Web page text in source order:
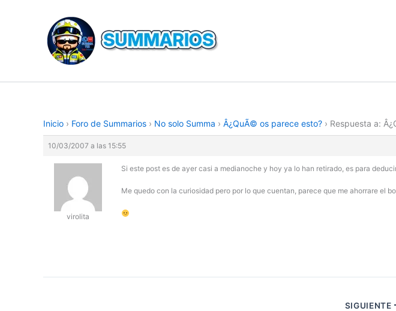
contenido
Inicio › Foro de Summarios › No solo Summa › Â¿QuÃ© os parece esto? › Respuesta a:
10/03/2007 a las 15:55
virolita
Si este post es de ayer casi a medianoche y hoy ya lo han retirado, es para
Me quedo con la curiosidad pero por lo que cuentan, parece que me ahorrare el
SIGUIENTE